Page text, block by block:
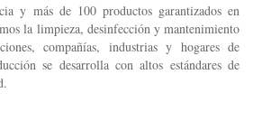
y más de 100 productos garantizados en
la limpieza, desinfección y mantenimiento
compañías, industrias y hogares de
se desarrolla con altos estándares de